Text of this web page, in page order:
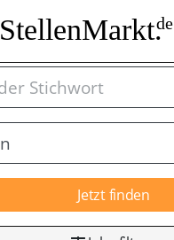
StellenMarkt.de
Jetzt finden